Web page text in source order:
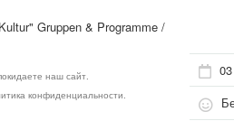
Gruppen & Programme /
наш сайт.
конфиденциальности.